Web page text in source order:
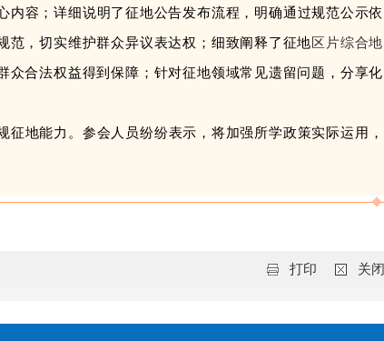
容；详细说明了征地公告发布流程，明确通过规范公示依
范，切实维护群众异议表达权；细致阐释了征地 区片综合地
众合法权益得到保障；针对征地领域常见遗留问题，分享化
征地能力。参会人员纷纷表示，将加强 所学政策实际运用，
关闭
打印